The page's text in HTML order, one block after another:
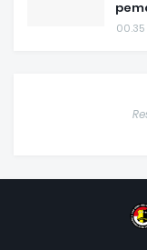
00.35